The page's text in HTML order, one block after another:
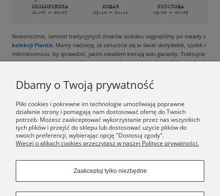
Noworocznie, zamiast tradycyjnych znaków zodiaku sięgnęliśmy po owady z
kolekcji Plantis. Mamy nadzieję, że zanurzcie się w świat skrzydełek, czułek i
mikrokosmosu, by sprawdzić, jakim owadem kierują was gwiazdy. Traktujcie
ten horoskop z przymrużeniem oka - w końcu życie jest zbyt krótkie, by brać
F.A.Q.
Dbamy o Twoją prywatność
Pliki cookies i pokrewne im technologie umożliwiają poprawne
działanie strony i pomagają nam dostosować ofertę do Twoich
potrzeb. Możesz zaakceptować wykorzystanie przez nas wszystkich
tych plików i przejść do sklepu lub dostosować użycie plików do
swoich preferencji, wybierając opcję "Dostosuj zgody".
Więcej o plikach cookies przeczytasz w naszej Polityce prywatności.
Zaakceptuj tylko niezbędne